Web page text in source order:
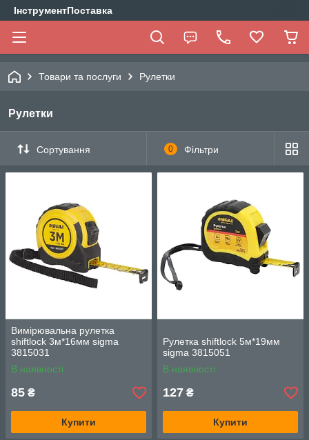
ІнструментПоставка
Товари та послуги Рулетки
Рулетки
Сортування 0 Фільтри
Вимірювальна рулетка
shiftlock 3м*16мм sigma
3815031
В наявності
85 ₴
Купити
Рулетка shiftlock 5м*19мм
sigma 3815051
В наявності
127 ₴
Купити